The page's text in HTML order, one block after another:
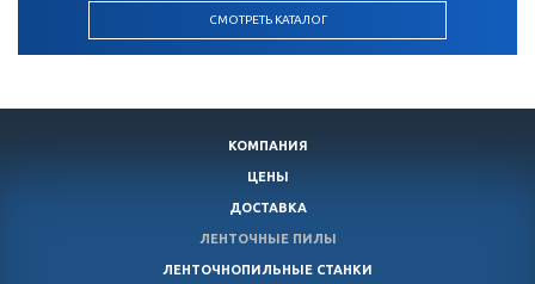
СМОТРЕТЬ КАТАЛОГ
КОМПАНИЯ
ЦЕНЫ
ДОСТАВКА
ЛЕНТОЧНЫЕ ПИЛЫ
ЛЕНТОЧНОПИЛЬНЫЕ СТАНКИ